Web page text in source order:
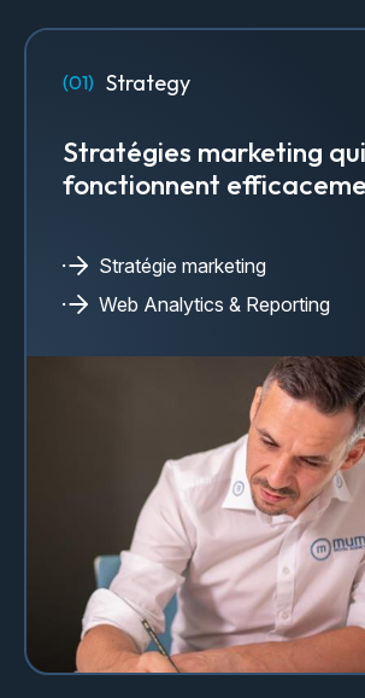
Strategy
Stratégies marketing qui
fonctionnent
Stratégie marketing
Web Analytics & Reporting